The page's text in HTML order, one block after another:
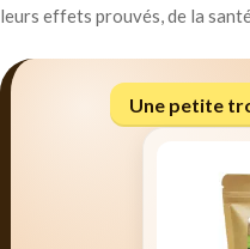
leurs effets prouvés, de la
Une petite